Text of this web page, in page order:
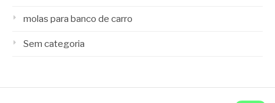
molas para banco de carro
Sem categoria